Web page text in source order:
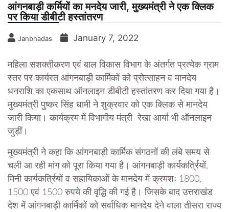
आंगनबाड़ी कर्मियों का मनदेय जारी, मुख्यमंत्री ने एक क्लिक
पर किया डीबीटी हस्तांतरण
Janbhadas January 7, 2022
महिला सशक्तीकरण एवं बाल विकास विभाग के अंतर्गत प्रत्येक ग्राम
स्तर पर कार्यरत आंगनबाड़ी कार्मिकों को प्रोत्साहन व मानदेय
धनराशि का एकसाथ ऑनलाइन डीबीटी हस्तांतरण कर दिया गया है।
मुख्यमंत्री पुष्कर सिंह धामी ने शुक्रवार को एक क्लिक से मानदेय
जारी किया। कार्यक्रम में विभागीय मंत्री रेखा आर्या भी ऑनलाइन
जुड़ीं।
मुख्यमंत्री ने कहा कि आंगनबाड़ी कार्मिक संगठनों की लंबे समय से
चली आ रही मांग को पूरा किया गया है। आंगनबाड़ी कार्यकर्त्रियों,
मिनी कार्यकर्त्रियों व सहायिकाओं के मानदेय में क्रमशः 1800,
1500 एवं 1500 रुपये की वृद्धि की गई है। जिसके बाद उत्तराखंड
देश में आंगनबाड़ी कार्मिकों को सर्वाधिक मानदेय देने वाला तीसरा राज्य